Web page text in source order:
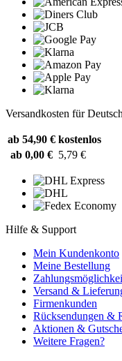
Versandkosten für
ab 54,90 € kostenlos
ab 0,00 € 5,79 €
Hilfe & Support
Mein Kundenkonto
Meine Bestellung
Versand &
Firmenkunden
Rücksendungen &
Aktionen &
Weitere Fragen?